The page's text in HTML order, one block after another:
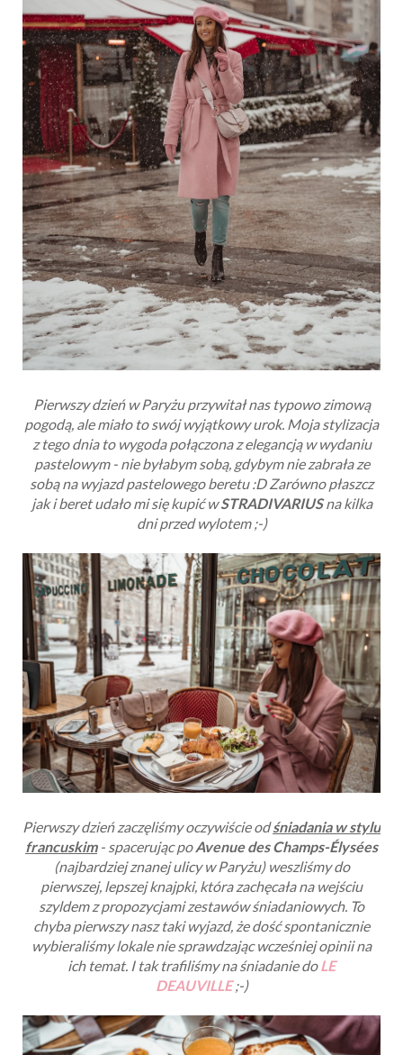
Pierwszy dzień w Paryżu przywitał nas typowo zimową
pogodą, ale miało to swój wyjątkowy urok. Moja stylizacja
z tego dnia to wygoda połączona z elegancją w wydaniu
pastelowym - nie byłabym sobą, gdybym nie zabrała ze
sobą na wyjazd pastelowego beretu :D Zarówno płaszcz
jak i beret udało mi się kupić wSTRADIVARIUSna kilka
dni przed wylotem ;-)
Pierwszy dzień zaczęliśmy oczywiście odśniadania w stylu
francuskim- spacerując poAvenue des Champs-Élysées
(najbardziej znanej ulicy w Paryżu) weszliśmy do
pierwszej, lepszej knajpki, która zachęcała na wejściu
szyldem z propozycjami zestawów śniadaniowych. To
chyba pierwszy nasz taki wyjazd, że dość spontanicznie
wybieraliśmy lokale nie sprawdzając wcześniej opinii na
ich temat. I tak trafiliśmy na śniadanie do LE
DEAUVILLE ;-)